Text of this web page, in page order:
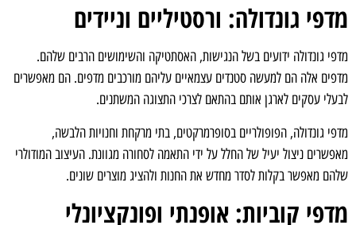
מדפי גונדולה: ורסטיליים וניידים
מדפי גונדולה ידועים בשל הנגישות, האסתטיקה והשימושים הרבים שלהם.
מדפים אלה הם למעשה סטנדים עצמאיים עליהם מורכבים מדפים. הם מאפשרים
לבעלי עסקים לארגן אותם בהתאם לצרכי התצוגה המשתנים.
מדפי גונדולה, הפופולריים בסופרמרקטים, בתי מרקחת וחנויות הלבשה,
מאפשרים ניצול יעיל של החלל על ידי התאמה לסחורה מגוונת. העיצוב המודולרי
שלהם מאפשר בקלות לסדר מחדש את החנות ולהציג מוצרים שונים.
מדפי קוביות: אופנתי ופונקציונלי